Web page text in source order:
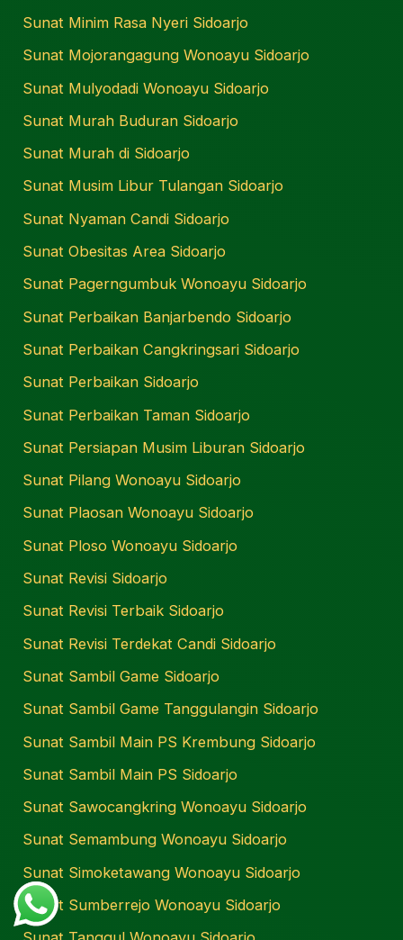
Sunat Minim Rasa Nyeri Sidoarjo
Sunat Mojorangagung Wonoayu Sidoarjo
Sunat Mulyodadi Wonoayu Sidoarjo
Sunat Murah Buduran Sidoarjo
Sunat Murah di Sidoarjo
Sunat Musim Libur Tulangan Sidoarjo
Sunat Nyaman Candi Sidoarjo
Sunat Obesitas Area Sidoarjo
Sunat Pagerngumbuk Wonoayu Sidoarjo
Sunat Perbaikan Banjarbendo Sidoarjo
Sunat Perbaikan Cangkringsari Sidoarjo
Sunat Perbaikan Sidoarjo
Sunat Perbaikan Taman Sidoarjo
Sunat Persiapan Musim Liburan Sidoarjo
Sunat Pilang Wonoayu Sidoarjo
Sunat Plaosan Wonoayu Sidoarjo
Sunat Ploso Wonoayu Sidoarjo
Sunat Revisi Sidoarjo
Sunat Revisi Terbaik Sidoarjo
Sunat Revisi Terdekat Candi Sidoarjo
Sunat Sambil Game Sidoarjo
Sunat Sambil Game Tanggulangin Sidoarjo
Sunat Sambil Main PS Krembung Sidoarjo
Sunat Sambil Main PS Sidoarjo
Sunat Sawocangkring Wonoayu Sidoarjo
Sunat Semambung Wonoayu Sidoarjo
Sunat Simoketawang Wonoayu Sidoarjo
Sunat Sumberrejo Wonoayu Sidoarjo